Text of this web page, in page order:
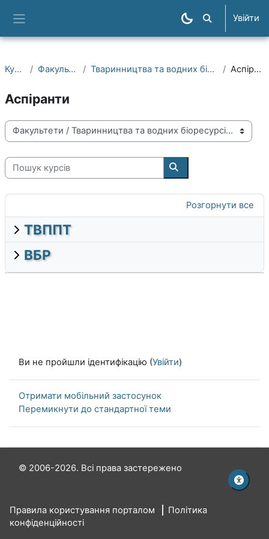
Пошук курсів
Увійти
Курси Факультети Тваринництва та водних біоресурсів Аспіранти
Аспіранти
Категорії курсів
Пошук курсів
Пошук курсів
Розгорнути все
ТВППТ
ВБР
Ви не пройшли ідентифікацію (Увійти)
Отримати мобільний застосунок
Перемикнути до стандартної теми
© 2006-2026. Всі права застережено
Правила користування порталом
Політика
конфіденційності